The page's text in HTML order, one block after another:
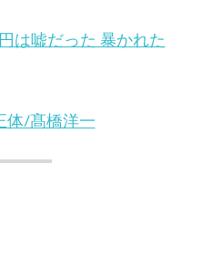
は嘘だった 暴かれた
体/髙橋洋一